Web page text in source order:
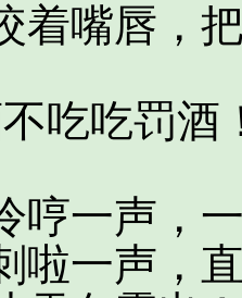
嘴唇，把
吃罚酒
一声，一
啦一声，